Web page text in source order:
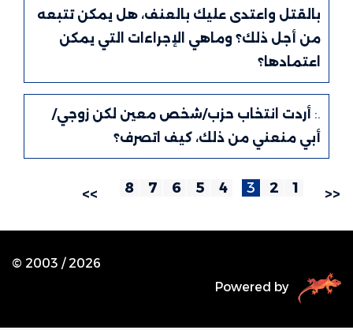
بالقتل واعتدى عليك بالعنف، هل يمكن تتبعه
من أجل ذلك؟ وماهي الإجراءات التي يمكن
اعتمادها؟
أردت انتخاب حزب/شخص معين لكن زوجي/
أبي منعني من ذلك، كيف اتصرف؟
<<
>>
© 2003 /2026
Powered by